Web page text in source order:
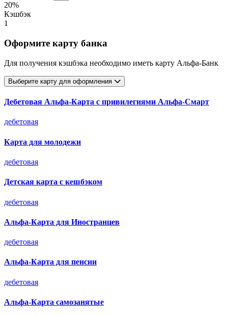
20%
Кэшбэк
1
Оформите карту банка
Для получения кэшбэка необходимо иметь карту Альфа-Банк
Выберите карту для оформления
Дебетовая Альфа‑Карта с привилегиями Альфа‑Смарт
дебетовая
Карта для молодежи
дебетовая
Детская карта с кешбэком
дебетовая
Альфа-Карта для Иностранцев
дебетовая
Альфа-Карта для пенсии
дебетовая
Альфа-Карта самозанятые